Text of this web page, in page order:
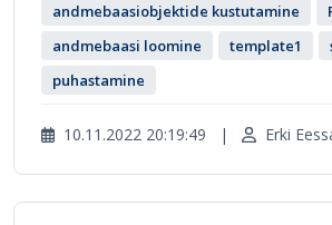
andmebaasiobjektide kustutamine
andmebaasi loomine
template1
puhastamine
10.11.2022 20:19:49 | Erki